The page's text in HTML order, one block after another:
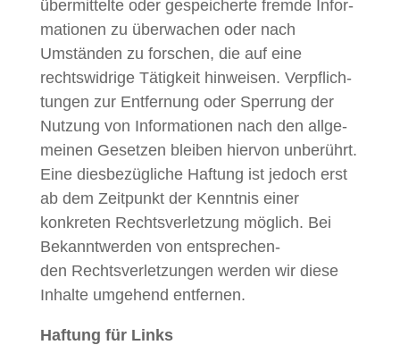
über­mit­telte oder gespe­icherte fremde Infor­
ma­tio­nen zu überwachen oder nach
Umstän­den zu forschen, die auf eine
rechtswidrige Tätigkeit hin­weisen. Verpflich­
tun­gen zur Ent­fer­nung oder Sper­rung der
Nutzung von Infor­ma­tio­nen nach den all­ge­
meinen Geset­zen bleiben hier­von unberührt.
Eine dies­bezügliche Haf­tung ist jedoch erst
ab dem Zeit­punkt der Ken­nt­nis ein­er
konkreten Rechtsver­let­zung möglich. Bei
Bekan­ntwer­den von entsprechen­
den Rechtsver­let­zun­gen wer­den wir diese
Inhalte umge­hend entfernen.
Haf­tung für Links